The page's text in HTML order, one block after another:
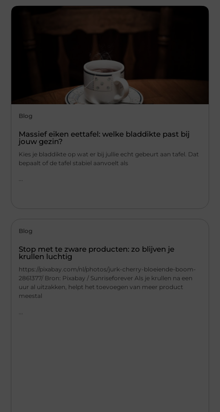
Blog
Massief eiken eettafel: welke bladdikte past bij
jouw gezin?
Kies je bladdikte op wat er bij jullie echt gebeurt aan tafel. Dat
bepaalt of de tafel stabiel aanvoelt als
...
Blog
Stop met te zware producten: zo blijven je
krullen luchtig
https://pixabay.com/nl/photos/jurk-cherry-bloeiende-boom-
2861377/ Bron: Pixabay / Sunriseforever Als je krullen na een
uur al uitzakken, helpt het toevoegen van meer product
meestal